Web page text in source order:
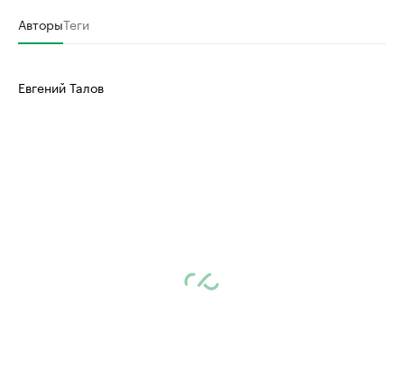
АвторыТеги
Евгений Талов